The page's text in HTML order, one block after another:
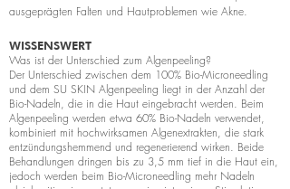
ausgeprägten Falten und Hautproblemen wie Akne.
WISSENSWERT
Was ist der Unterschied zum Algenpeeling?
Der Unterschied zwischen dem 100% Bio-Microneedling
und dem SU SKIN Algenpeeling liegt in der Anzahl der
Bio-Nadeln, die in die Haut eingebracht werden. Beim
Algenpeeling werden etwa 60% Bio-Nadeln verwendet,
kombiniert mit hochwirksamen Algenextrakten, die stark
entzündungshemmend und regenerierend wirken. Beide
Behandlungen dringen bis zu 3,5 mm tief in die Haut ein,
jedoch werden beim Bio-Microneedling mehr Nadeln